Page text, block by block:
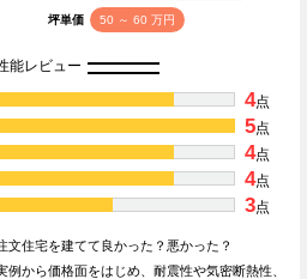
坪単価 50 ～ 60 万円
能レビュー
4点
5点
4点
4点
3点
住宅を建てて良かった？悪かった？
から価格面をはじめ、耐震性や気密断熱性、